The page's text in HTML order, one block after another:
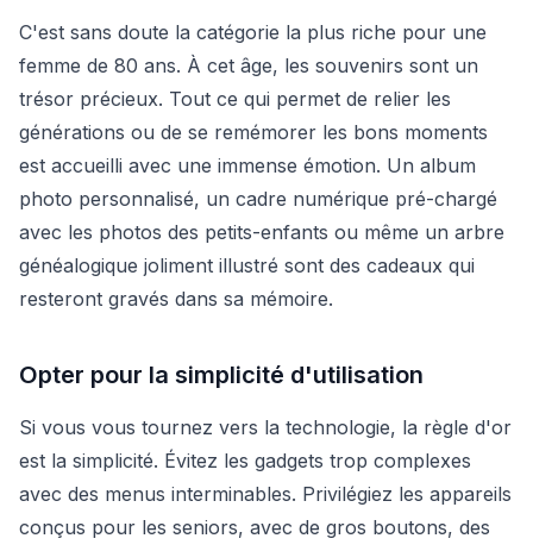
C'est sans doute la catégorie la plus riche pour une
femme de 80 ans. À cet âge, les souvenirs sont un
trésor précieux. Tout ce qui permet de relier les
générations ou de se remémorer les bons moments
est accueilli avec une immense émotion. Un album
photo personnalisé, un cadre numérique pré-chargé
avec les photos des petits-enfants ou même un arbre
généalogique joliment illustré sont des cadeaux qui
resteront gravés dans sa mémoire.
Opter pour la simplicité d'utilisation
Si vous vous tournez vers la technologie, la règle d'or
est la simplicité. Évitez les gadgets trop complexes
avec des menus interminables. Privilégiez les appareils
conçus pour les seniors, avec de gros boutons, des